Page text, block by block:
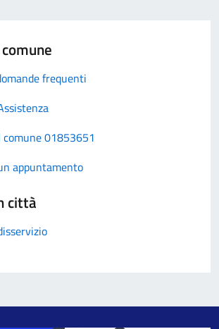
frequenti
comune 01853651
appuntamento
città